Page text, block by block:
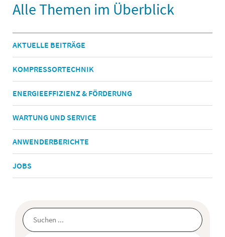
Alle Themen im Überblick
AKTUELLE BEITRÄGE
KOMPRESSORTECHNIK
ENERGIEEFFIZIENZ & FÖRDERUNG
WARTUNG UND SERVICE
ANWENDERBERICHTE
JOBS
Dies ist ein Suchfeld mit einer automatischen Vorschlagsfunktion.